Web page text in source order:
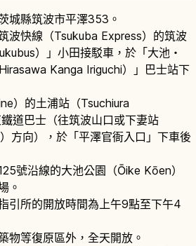
城縣筑波市平澤353。
波快線（Tsukuba Express）的筑波
）」小田接駁車，於「大池・
Kanga Iriguchi）」巴士站下
）的土浦站（Tsuchiura
道巴士（往筑波山口或下妻站
方向），於「平澤官衙入口」下車後
號沿線的大池公園（Ōike Kōen）
。
引所的開放時間為上午9點至下午4
物等復原區外，全天開放。